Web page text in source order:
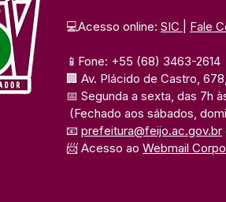
💻Acesso online: SIC Fale
📱Fone: +55 (68) 3463-2614
🏢 Av. Plácido de Castro,
📅 Segunda a sexta, das 7h
(Fechado aos sábados,
📧 prefeitura@feijo.ac.gov.br
📨 Acesso ao Webmail